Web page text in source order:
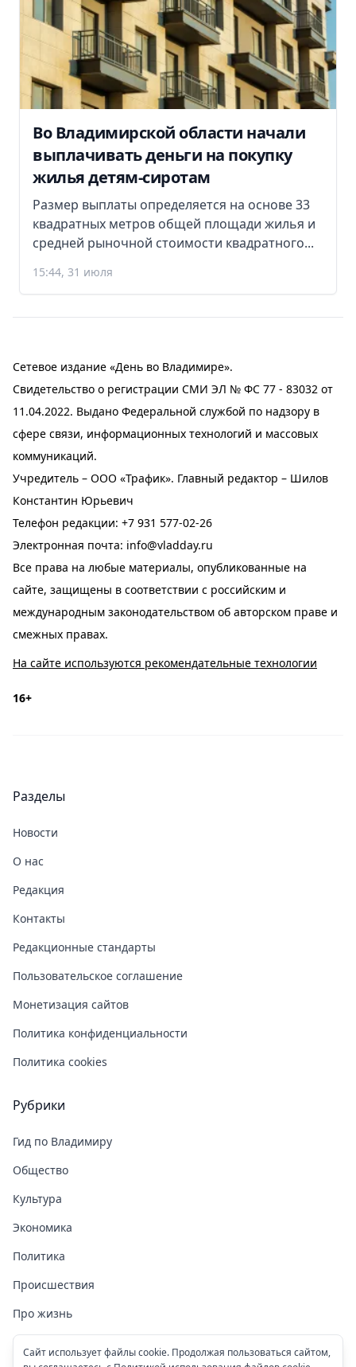
Во Владимирской области начали
выплачивать деньги на покупку
жилья детям-сиротам
Размер выплаты определяется на основе 33
квадратных метров общей площади жилья и
средней рыночной стоимости квадратного...
15:44, 31 июля
Сетевое издание «День во Владимире».
Свидетельство о регистрации СМИ ЭЛ № ФС 77 - 83032 от
11.04.2022. Выдано Федеральной службой по надзору в
сфере связи, информационных технологий и массовых
коммуникаций.
Учредитель – ООО «Трафик». Главный редактор – Шилов
Константин Юрьевич
Телефон редакции: +7 931 577-02-26
Электронная почта: info@vladday.ru
Все права на любые материалы, опубликованные на
сайте, защищены в соответствии с российским и
международным законодательством об авторском праве и
смежных правах.
На сайте используются рекомендательные технологии
16+
Разделы
Новости
О нас
Редакция
Контакты
Редакционные стандарты
Пользовательское соглашение
Монетизация сайтов
Политика конфиденциальности
Политика cookies
Рубрики
Гид по Владимиру
Общество
Культура
Экономика
Политика
Происшествия
Про жизнь
Здоровье
Сайт использует файлы cookie. Продолжая пользоваться сайтом,